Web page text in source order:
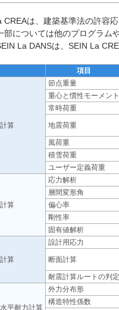
CREAは、建築基準法の許容
部については他のプログラム
La DANSは、SEIN La
項目
算
節点重量
重心と慣性モーメント
常時荷重
地震荷重
風荷重
積雪荷重
ユーザー定義荷重
算
応力解析
層間変形角
偏心率
剛性率
固有値解析
算
設計用応力
断面計算
耐震計算ルートの判定
平耐力計算
外力分布形
構造特性係数